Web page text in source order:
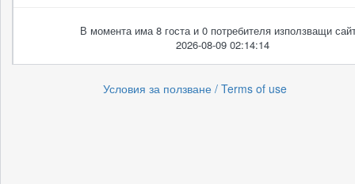
В момента има 8 госта и 0 потребителя използващи
2026-08-09 02:14:14
Условия за ползване / Terms of use